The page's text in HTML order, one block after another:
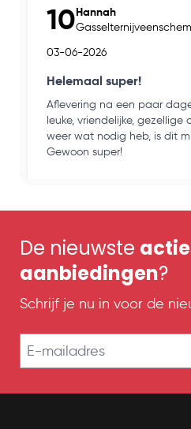
10Hannah
03-06-2026
Helemaal super!
Aflevering na een paar
leuke, vriendelijke, gezellige
weer wat nodig heb, is dit
Gewoon super!
De nieuwste
aanbiedingen?
Schrijf je nu in voor de